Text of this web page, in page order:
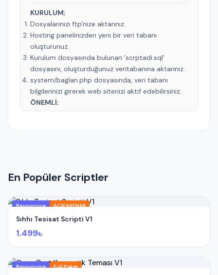
KURULUM;
Dosyalarınızı ftp'nize aktarınız.
Hosting panelinizden yeni bir veri tabanı
oluşturunuz.
Kurulum dosyasında bulunan 'scrptadi.sql'
dosyasını, oluşturduğunuz veritabanına aktarınız.
system/baglan.php dosyasında, veri tabanı
bilgilerinizi girerek web sitenizi aktif edebilirsiniz.
ÖNEMLİ;
Yazılımımız en düşük 7.2 PHP sürümü ile
Admin Paneli : www.domainadiniz.com/yonetim
Parola : demo
En Popüler Scriptler
Responsive AÇIK KAYNAK
Sıhhı Tesisat Scripti V1
1.499₺
Responsive Full Paket